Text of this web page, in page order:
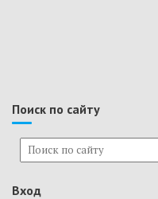
Поиск по сайту
Вход